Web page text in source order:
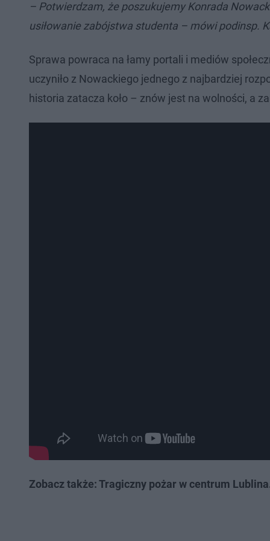
– Potwierdzam, że poszukujemy Konrada
usiłowanie zabójstwa studenta – mówi podinsp.
Sprawa powraca na łamy portali i mediów
uczyniło z Nowackiego jednego z najbardziej
historia zatacza koło – znów jest na wolności, a
Zobacz także: Tragiczny pożar w centrum